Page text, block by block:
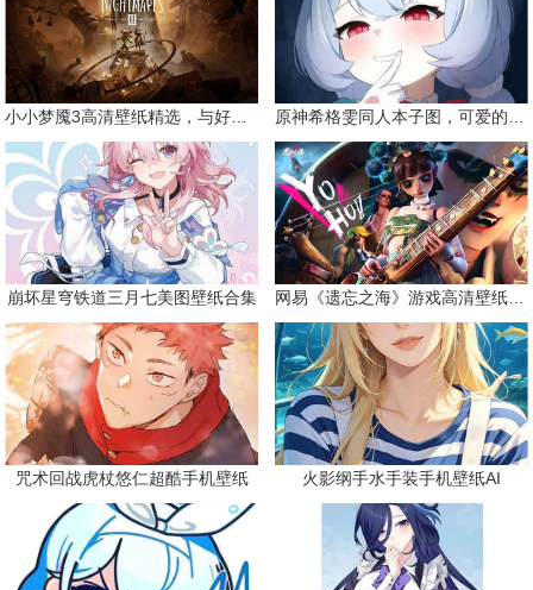
小小梦魇3高清壁纸精选，与好友一同面对恐惧 原神希格雯同人本子图，可爱的双马尾
崩坏星穹铁道三月七美图壁纸合集 网易《遗忘之海》游戏高清壁纸精选
咒术回战虎杖悠仁超酷手机壁纸 火影纲手水手装手机壁纸AI